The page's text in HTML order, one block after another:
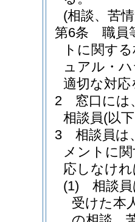
(相談、苦
第6条
職員
トに関す
ュアル・
適切な対
2
窓口には
相談員(以
3
相談員は
メントに
応しなけ
(1)
相談
受けた本